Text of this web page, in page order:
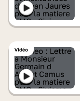
Vidéo